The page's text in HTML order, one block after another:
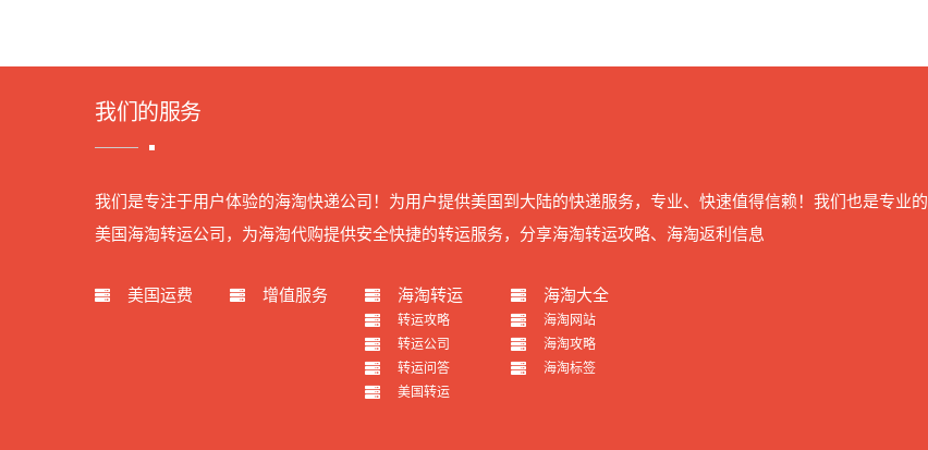
我们的服务
我们是专注于用户体验的海淘快递公司！为用户提供美国到大陆的快递服务，专业、快速值得信赖！我们也是专业的
美国海淘转运公司，为海淘代购提供安全快捷的转运服务，分享海淘转运攻略、海淘返利信息
美国运费 增值服务 海淘转运
转运攻略
转运公司
转运问答
美国转运
海淘大全
海淘网站
海淘攻略
海淘标签